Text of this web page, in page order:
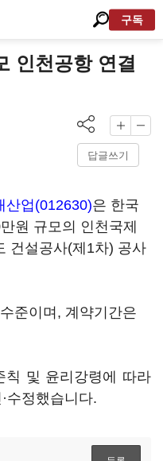
구독
인천공항 연결
답글쓰기
산업(012630)은 한국
원 규모의 인천국제
건설공사(제1차) 공사
준이며, 계약기간은
칙 및 윤리강령에 따라
수정했습니다.